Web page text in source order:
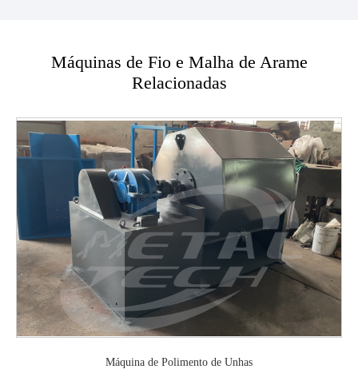
Máquinas de Fio e Malha de Arame
Relacionadas
Máquina de Polimento de Unhas